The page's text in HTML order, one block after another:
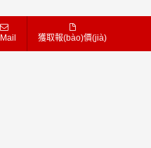
獲取報(bào)價(jià)